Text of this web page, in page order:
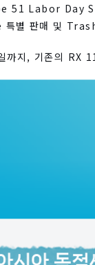
51 Labor Day
별 판매 및 Trash
까지, 기존의 RX